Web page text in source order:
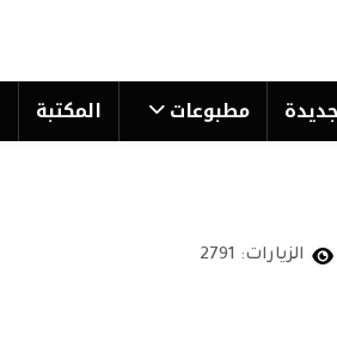
مطبوعات المكتبة
الزيارات: 2791